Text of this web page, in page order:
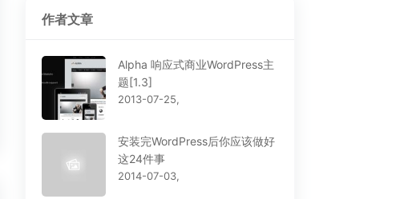
Phlox Pro – 多用途
WordPress汉化破解主题
Newsplus 商业杂志型多
用途WordPress主题[1.4]
作者文章
Alpha 响应式商业WordPress主
题[1.3]
2013-07-25,
安装完WordPress后你应该做好
这24件事
2014-07-03,